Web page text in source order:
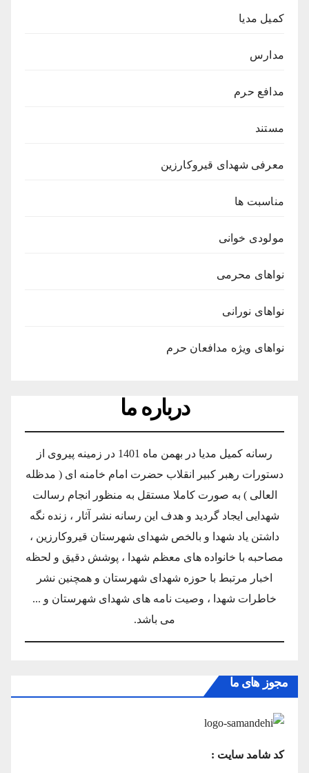
کمیل مدیا
مدارس
مدافع حرم
مستند
معرفی شهدای قیروکارزین
مناسبت ها
مولودی خوانی
نواهای محرمی
نواهای نورانی
نواهای ویژه مدافعان حرم
درباره ما
رسانه کمیل مدیا در بهمن ماه 1401 در زمینه پیروی از
دستورات رهبر کبیر انقلاب حضرت امام خامنه ای ( مدظله
العالی ) به صورت کاملا مستقل به منظور انجام رسالت
شهدایی ایجاد گردید و هدف این رسانه نشر آثار ، زنده نگه
داشتن یاد شهدا و بالخص شهدای شهرستان قیروکارزین ،
مصاحبه با خانواده های معظم شهدا ، پوشش دقیق و لحظه
اخبار مرتبط با حوزه شهدای شهرستان و همچنین نشر
خاطرات شهدا ، وصیت نامه های شهدای شهرستان و ...
می باشد.
مجوز های ما
کد شامد سایت :